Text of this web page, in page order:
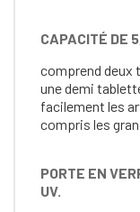
CAPACITÉ DE
comprend deux
une demi
facilement les
compris les
PORTE EN
UV.